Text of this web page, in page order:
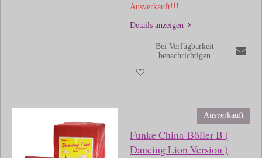
Ausverkauft!!!
Details anzeigen
Bei Verfügbarkeit
benachrichtigen
Ausverkauft
Funke China-Böller B (
Dancing Lion Version )